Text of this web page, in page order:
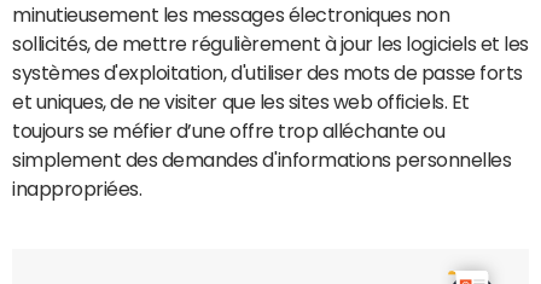
minutieusement les messages électroniques non
sollicités, de mettre régulièrement à jour les logiciels et les
systèmes d'exploitation, d'utiliser des mots de passe forts
et uniques, de ne visiter que les sites web officiels. Et
toujours se méfier d’une offre trop alléchante ou
simplement des demandes d'informations personnelles
inappropriées.